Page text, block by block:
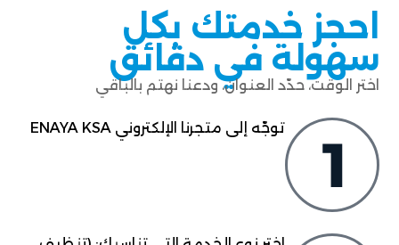
احجز خدمتك بكل
سهولة في دقائق
اختر الوقت، حدّد العنوان، ودعنا نهتم بالباقي
توجّه إلى متجرنا الإلكتروني ENAYA KSA